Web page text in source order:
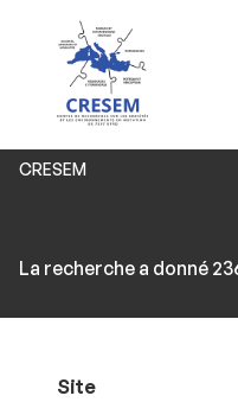
Vous
CRESEM
par
clés
La recherche a donné
Site